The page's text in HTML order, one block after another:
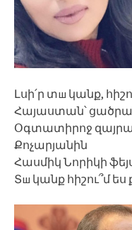
Լսի՛ր տш կանք,
Հայաստան՝
Օգտատիրոջ
Քոչարյանին
Հասմիկ Նորիկի
Տш կանք հիշու՞մ ես